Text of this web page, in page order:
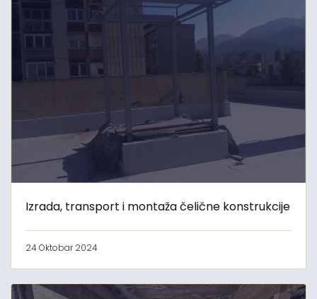
Izrada, transport i montaža čelične konstrukcije
24 Oktobar 2024